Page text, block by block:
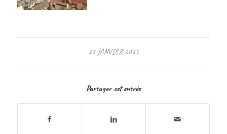
23 JANVIER 2025
Partager cet entrée